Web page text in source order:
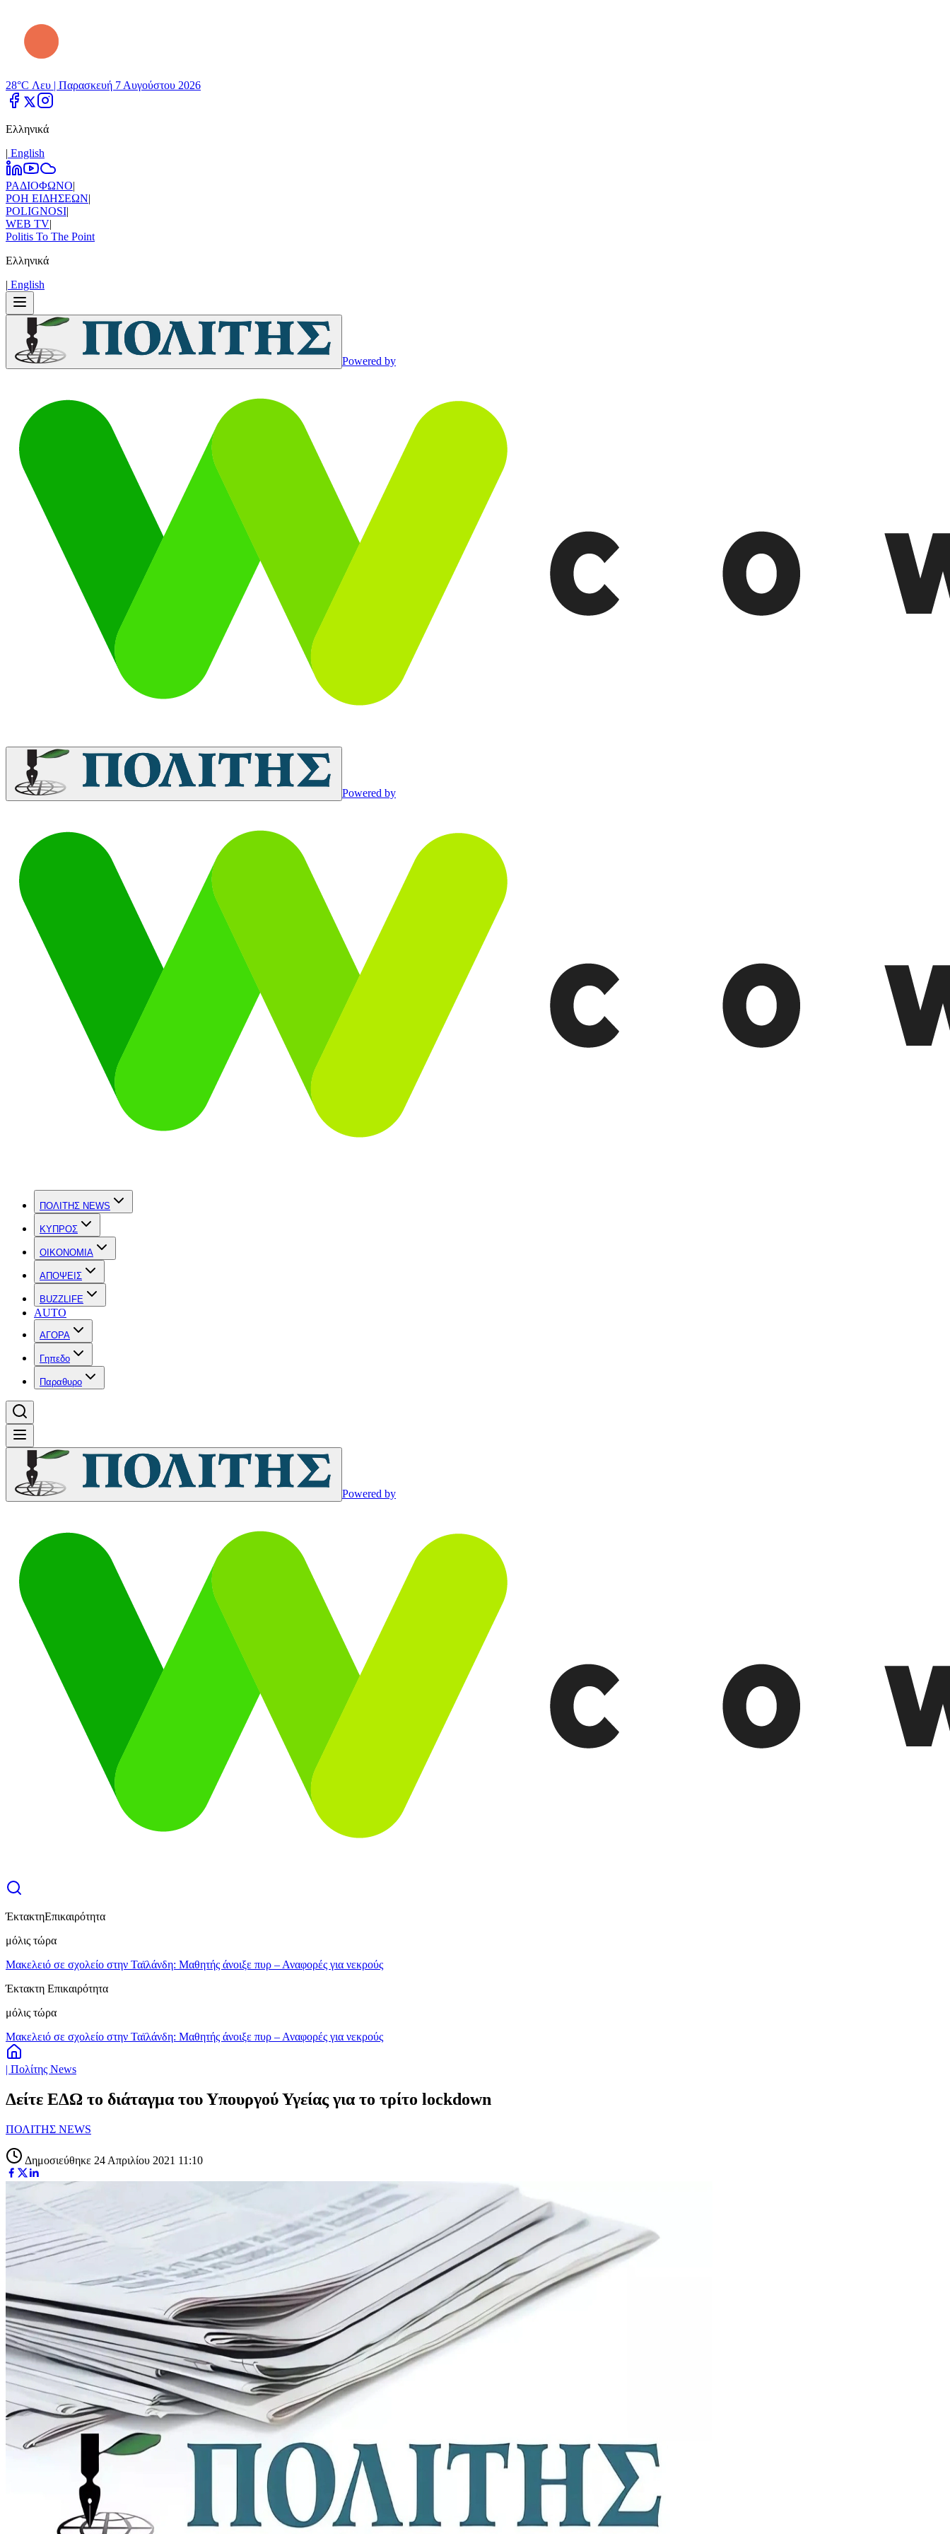
28°C Λευ | Παρασκευή 7 Αυγούστου 2026
Ελληνικά
| Εnglish
ΡΑΔΙΟΦΩΝΟ|
ΡΟΗ ΕΙΔΗΣΕΩΝ|
POLIGNOSI|
WEB TV|
Politis To The Point
Ελληνικά
| Εnglish
Powered by
Powered by
ΠΟΛΙΤΗΣ NEWS
ΚΥΠΡΟΣ
OIKONOMIA
ΑΠΟΨΕΙΣ
BUZZLIFE
AUTO
ΑΓΟΡΑ
Γηπεδο
Παραθυρο
Powered by
ΈκτακτηΕπικαιρότητα
μόλις τώρα
Μακελειό σε σχολείο στην Ταϊλάνδη: Μαθητής άνοιξε πυρ – Αναφορές για νεκρούς
Έκτακτη Επικαιρότητα
μόλις τώρα
Μακελειό σε σχολείο στην Ταϊλάνδη: Μαθητής άνοιξε πυρ – Αναφορές για νεκρούς
| Πολίτης News
Δείτε ΕΔΩ το διάταγμα του Υπουργού Υγείας για το τρίτο lockdown
ΠΟΛΙΤΗΣ NEWS
Δημοσιεύθηκε 24 Απριλίου 2021 11:10